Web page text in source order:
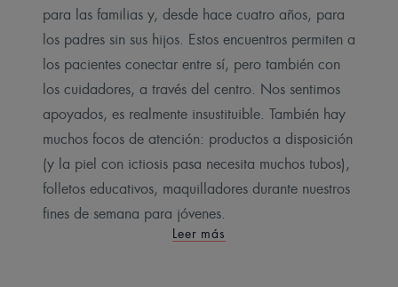
para las familias y, desde hace cuatro años, para
los padres sin sus hijos. Estos encuentros permiten a
los pacientes conectar entre sí, pero también con
los cuidadores, a través del centro. Nos sentimos
apoyados, es realmente insustituible. También hay
muchos focos de atención: productos a disposición
(y la piel con ictiosis pasa necesita muchos tubos),
folletos educativos, maquilladores durante nuestros
fines de semana para jóvenes.
Leer más